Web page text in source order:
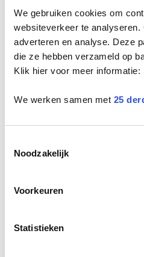
We gebruiken cookies om
websiteverkeer te
adverteren en analyse. Deze
die ze hebben verzameld op
Klik hier voor meer informatie:
We werken samen met 25
Noodzakelijk
Voorkeuren
Statistieken